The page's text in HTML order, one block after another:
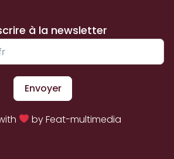
à la newsletter
Envoyer
by Feat-multimedia